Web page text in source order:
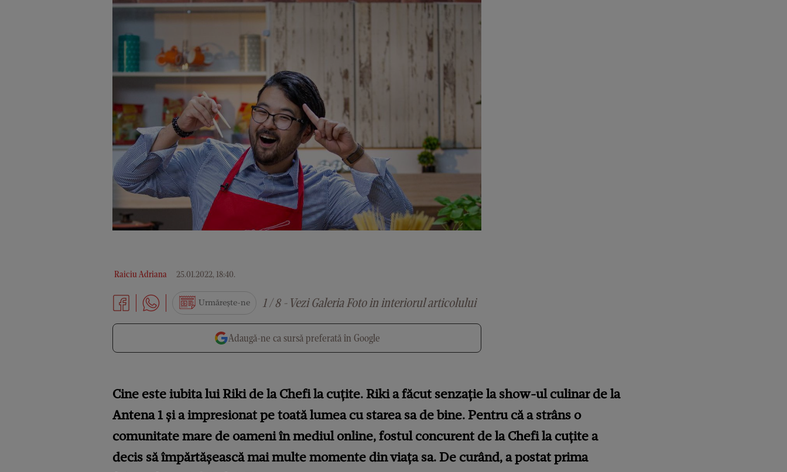
Raiciu Adriana 25.01.2022, 18:40.
Urmărește-ne 1 / 8 - Vezi Galeria Foto in interiorul articolului
Adaugă-ne ca sursă preferată în Google
Cine este iubita lui Riki de la Chefi la cuțite. Riki a făcut senzație la show-ul culinar de la
Antena 1 și a impresionat pe toată lumea cu starea sa de bine. Pentru că a strâns o
comunitate mare de oameni în mediul online, fostul concurent de la Chefi la cuțite a
decis să împărtășească mai multe momente din viața sa. De curând, a postat prima